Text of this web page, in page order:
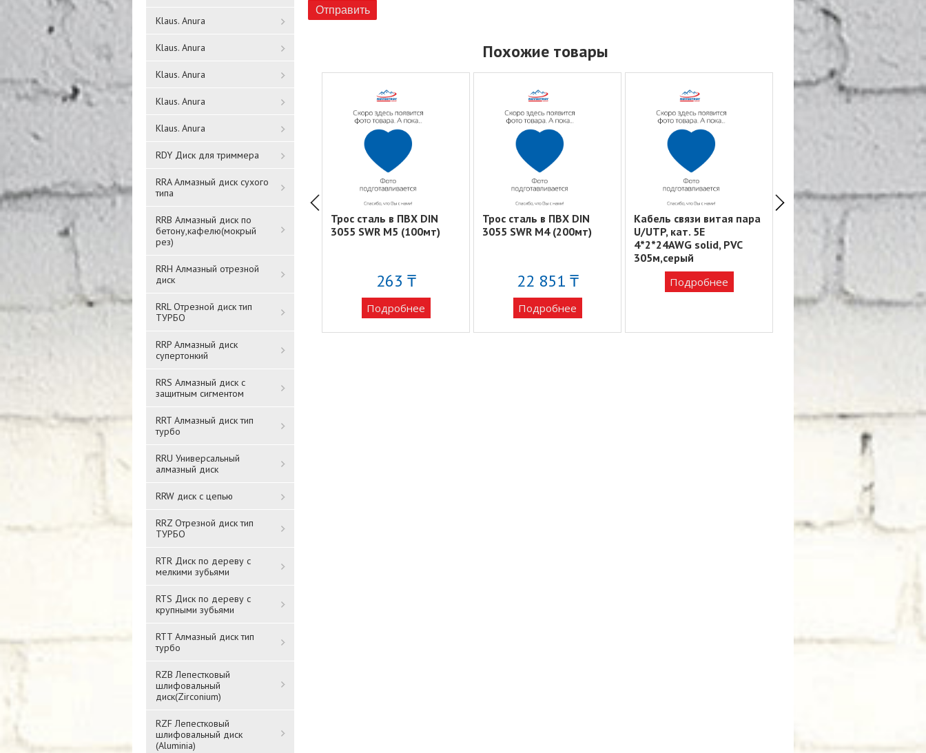
Klaus. Anura
Klaus. Anura
Klaus. Anura
Klaus. Anura
Klaus. Anura
RDY Диск для триммера
RRA Алмазный диск сухого
типа
RRB Алмазный диск по
бетону,кафелю(мокрый
рез)
RRH Алмазный отрезной
диск
RRL Отрезной диск тип
ТУРБО
RRP Алмазный диск
супертонкий
RRS Алмазный диск с
защитным сигментом
RRT Алмазный диск тип
турбо
RRU Универсальный
алмазный диск
RRW диск с цепью
RRZ Отрезной диск тип
ТУРБО
RTR Диск по дереву с
мелкими зубьями
RTS Диск по дереву с
крупными зубьями
RTT Алмазный диск тип
турбо
RZB Лепестковый
шлифовальный
диск(Zirconium)
RZF Лепестковый
шлифовальный диск
(Aluminia)
Похожие товары
DIN 3055 Трос стальной
круглопрядный SWR М4
22 851 ₸
Подробнее
Кабель витая пара
U/UTP, кат. 5 ССА 4 пары
Трос сталь в ПВХ DIN
3055 SWR M5 (100мт)
263 ₸
Подробнее
Трос сталь в ПВХ DIN
3055 SWR M4 (200мт)
22 851 ₸
Подробнее
Кабель связи витая пара
U/UTP, кат. 5Е
4*2*24AWG solid, PVC
305м,серый
Подробнее
Трос сталь в ПВХ DIN
3055 SWR M10 PVC
M12(100мт)
72 056 ₸
Подробнее